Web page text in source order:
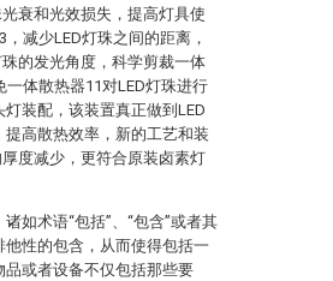
衰和光效损失，提高灯具使
减少LED灯珠之间的距离，
的发光角度，科学剪裁一体
体散热器11对LED灯珠进行
装配，该装置真正做到LED
高散热效率，新的工艺和装
度减少，更符合原装卤素灯
如术语“包括”、“包含”或者其
性的包含，从而使得包括一
或者设备不仅包括那些要